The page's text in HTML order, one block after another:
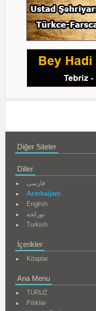
Diğer Siteler
Diller
فارسی
Azerbaijani
English
تورکجه
Turkish
İçerikler
Kitaplar
Ana Menu
TURUZ
Pitiklər